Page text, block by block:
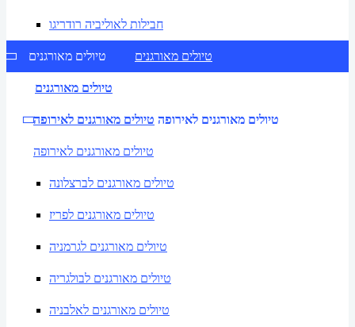
חבילות לאוליביה רודריגו
טיולים מאורגנים טיולים מאורגנים
טיולים מאורגנים
טיולים מאורגנים לאירופה טיולים מאורגנים לאירופה
טיולים מאורגנים לאירופה
טיולים מאורגנים לברצלונה
טיולים מאורגנים לפריז
טיולים מאורגנים לגרמניה
טיולים מאורגנים לבולגריה
טיולים מאורגנים לאלבניה